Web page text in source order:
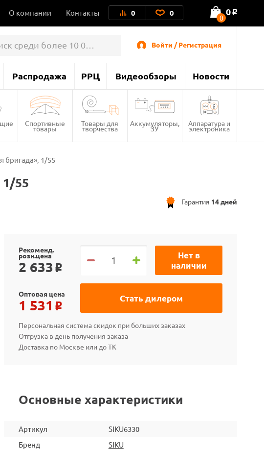
О компании Контакты 0 0 0
0 o
Войти / Регистрация
Распродажа РРЦ Видеообзоры Новости
Спортивные
товары
Товары для
творчества
Аккумуляторы,
ЗУ
Аппаратура и
электроника
бригада», 1/55
55
Гарантия 14 дней
Рекоменд.
розн.цена
2 633 o
Нет в
наличии
Стать дилером
Оптовая цена
1 531 o
Персональная система скидок при больших заказах
Отгрузка в день получения заказа
Доставка по Москве или до ТК
Основные характеристики
Артикул
SIKU6330
Бренд
SIKU